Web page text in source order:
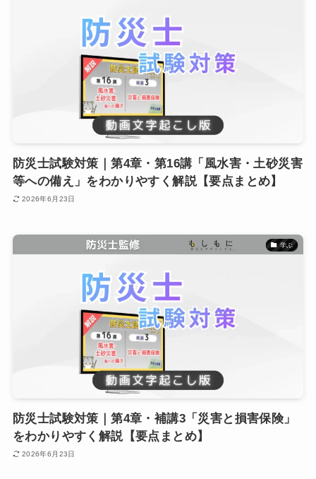
防災士試験対策｜第4章・第16講「風水害・土砂災害
等への備え」をわかりやすく解説【要点まとめ】
2026年6月23日
学ぶ
防災士試験対策｜第4章・補講3「災害と損害保険」
をわかりやすく解説【要点まとめ】
2026年6月23日